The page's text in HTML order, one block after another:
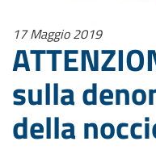
17 Maggio 2019
sulla
della